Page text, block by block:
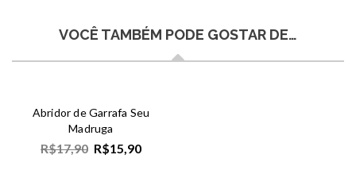
VOCÊ TAMBÉM PODE GOSTAR DE…
Abridor de Garrafa Seu
Madruga
R$17,90 R$15,90